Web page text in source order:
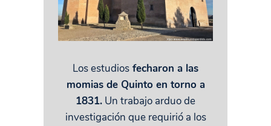
Los estudios fecharon a las
momias de Quinto en torno a
1831. Un trabajo arduo de
investigación que requirió a los